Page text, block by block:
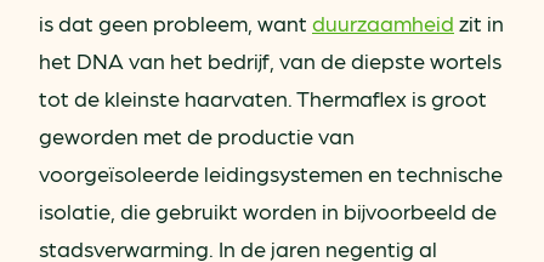
is dat geen probleem, want duurzaamheid zit in
het DNA van het bedrijf, van de diepste wortels
tot de kleinste haarvaten. Thermaflex is groot
geworden met de productie van
voorgeïsoleerde leidingsystemen en technische
isolatie, die gebruikt worden in bijvoorbeeld de
stadsverwarming. In de jaren negentig al